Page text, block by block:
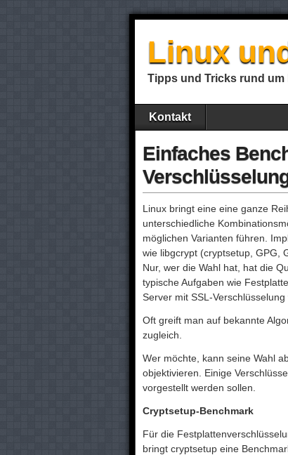
Linux
Tipps und Tricks rund um
Kontakt
Einfaches
Linux bringt eine eine ganze
unterschiedliche
möglichen Varianten führen.
wie libgcrypt (cryptsetup,
Nur, wer die Wahl hat, hat die
typische Aufgaben wie
Server mit SSL-
Oft greift man auf bekannte
zugleich.
Wer möchte, kann seine Wahl
objektivieren. Einige
vorgestellt werden sollen.
Cryptsetup-Benchmark
Für die
bringt cryptsetup eine